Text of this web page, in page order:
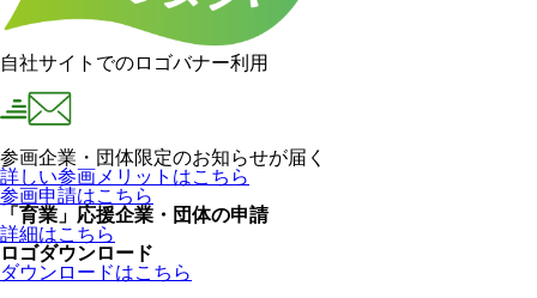
自社サイトでのロゴバナー利用
参画企業・団体限定のお知らせが届く
詳しい参画メリットはこちら
参画申請はこちら
「育業」応援企業・団体の申請
詳細はこちら
ロゴダウンロード
ダウンロードはこちら